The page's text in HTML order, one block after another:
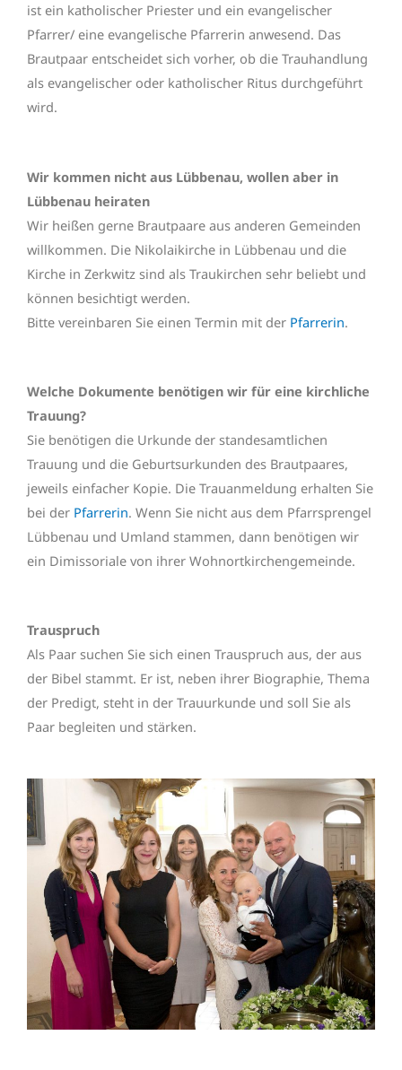
ist ein katholischer Priester und ein evangelischer
Pfarrer/ eine evangelische Pfarrerin anwesend. Das
Brautpaar entscheidet sich vorher, ob die Trauhandlung
als evangelischer oder katholischer Ritus durchgeführt
wird.
Wir kommen nicht aus Lübbenau, wollen aber in
Lübbenau heiraten
Wir heißen gerne Brautpaare aus anderen Gemeinden
willkommen. Die Nikolaikirche in Lübbenau und die
Kirche in Zerkwitz sind als Traukirchen sehr beliebt und
können besichtigt werden.
Bitte vereinbaren Sie einen Termin mit der Pfarrerin.
Welche Dokumente benötigen wir für eine kirchliche
Trauung?
Sie benötigen die Urkunde der standesamtlichen
Trauung und die Geburtsurkunden des Brautpaares,
jeweils einfacher Kopie. Die Trauanmeldung erhalten Sie
bei der Pfarrerin. Wenn Sie nicht aus dem Pfarrsprengel
Lübbenau und Umland stammen, dann benötigen wir
ein Dimissoriale von ihrer Wohnortkirchengemeinde.
Trauspruch
Als Paar suchen Sie sich einen Trauspruch aus, der aus
der Bibel stammt. Er ist, neben ihrer Biographie, Thema
der Predigt, steht in der Trauurkunde und soll Sie als
Paar begleiten und stärken.